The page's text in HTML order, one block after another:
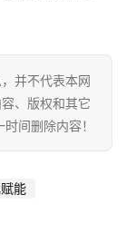
并不代表本网
、版权和其它
间删除内容！
能